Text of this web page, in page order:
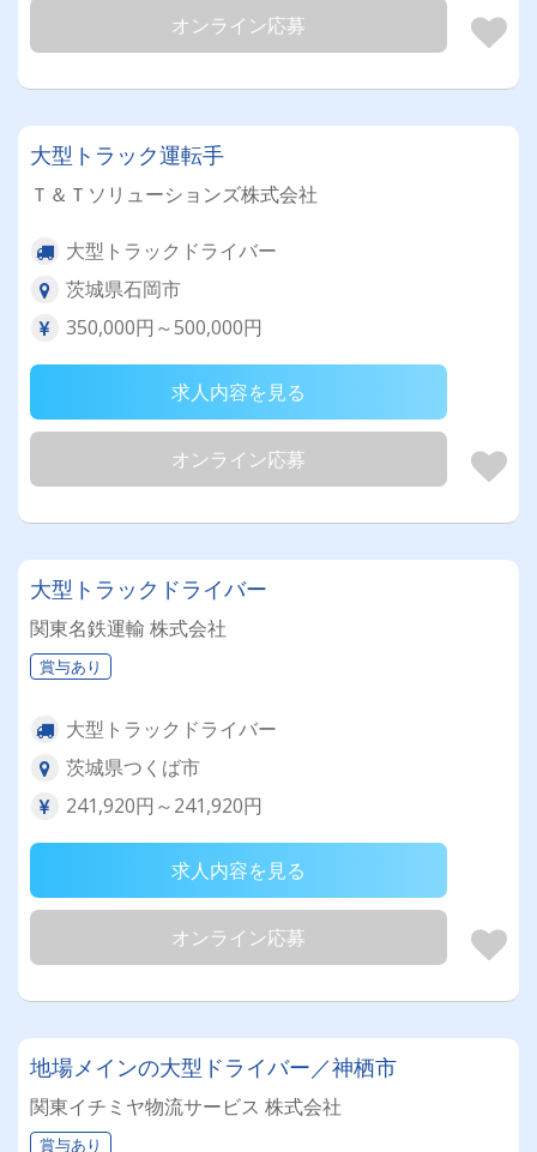
オンライン応募
大型トラック運転手
Ｔ＆Ｔソリューションズ株式会社
大型トラックドライバー
茨城県石岡市
350,000円～500,000円
求人内容を見る
オンライン応募
大型トラックドライバー
関東名鉄運輸 株式会社
賞与あり
大型トラックドライバー
茨城県つくば市
241,920円～241,920円
求人内容を見る
オンライン応募
地場メインの大型ドライバー／神栖市
関東イチミヤ物流サービス 株式会社
賞与あり